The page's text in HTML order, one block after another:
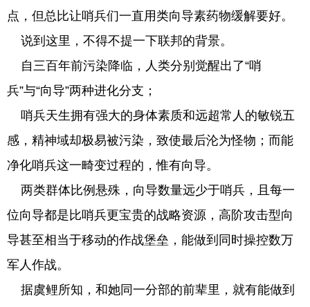
点，但总比让哨兵们一直用类向导素药物缓解要好。
说到这里，不得不提一下联邦的背景。
自三百年前污染降临，人类分别觉醒出了“哨
兵”与“向导”两种进化分支；
哨兵天生拥有强大的身体素质和远超常人的敏锐五
感，精神域却极易被污染，致使最后沦为怪物；而能
净化哨兵这一畸变过程的，惟有向导。
两类群体比例悬殊，向导数量远少于哨兵，且每一
位向导都是比哨兵更宝贵的战略资源，高阶攻击型向
导甚至相当于移动的作战堡垒，能做到同时操控数万
军人作战。
据虞鲤所知，和她同一分部的前辈里，就有能做到